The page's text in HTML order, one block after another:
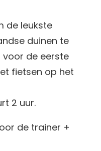
de leukste
duinen te
voor de eerste
fietsen op het
2 uur.
de trainer +